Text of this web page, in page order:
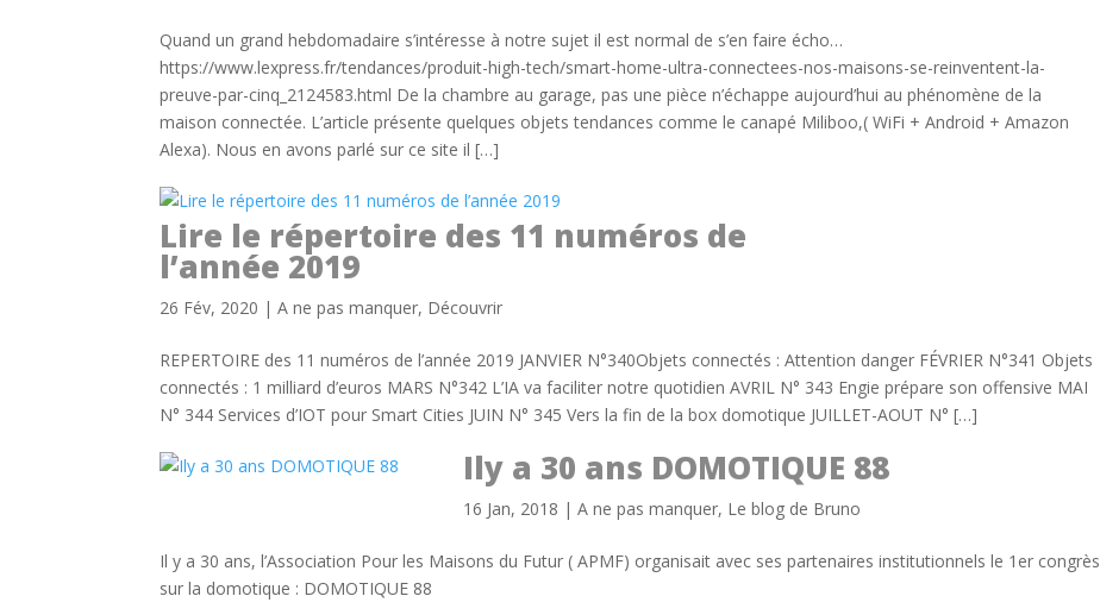
Quand un grand hebdomadaire s’intéresse à notre sujet il est normal de s’en faire écho…
https://www.lexpress.fr/tendances/produit-high-tech/smart-home-ultra-connectees-nos-maisons-se-reinventent-la-
preuve-par-cinq_2124583.html De la chambre au garage, pas une pièce n’échappe aujourd’hui au phénomène de la
maison connectée. L’article présente quelques objets tendances comme le canapé Miliboo,( WiFi + Android + Amazon
Alexa). Nous en avons parlé sur ce site il […]
Lire le répertoire des 11 numéros de
l’année 2019
26 Fév, 2020 |A ne pas manquer, Découvrir
REPERTOIRE des 11 numéros de l’année 2019 JANVIER N°340Objets connectés : Attention danger FÉVRIER N°341 Objets
connectés : 1 milliard d’euros MARS N°342 L’IA va faciliter notre quotidien AVRIL N° 343 Engie prépare son offensive MAI
N° 344 Services d’IOT pour Smart Cities JUIN N° 345 Vers la fin de la box domotique JUILLET-AOUT N° […]
Ily a 30 ans DOMOTIQUE 88
16 Jan, 2018 |A ne pas manquer, Le blog de Bruno
Il y a 30 ans, l’Association Pour les Maisons du Futur ( APMF) organisait avec ses partenaires institutionnels le 1er congrès
sur la domotique : DOMOTIQUE 88